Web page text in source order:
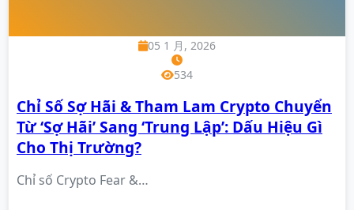
05 1 月, 2026
534
Chỉ Số Sợ Hãi & Tham Lam Crypto Chuyển
Từ ‘Sợ Hãi’ Sang ‘Trung Lập’: Dấu Hiệu Gì
Cho Thị Trường?
Chỉ số Crypto Fear &…